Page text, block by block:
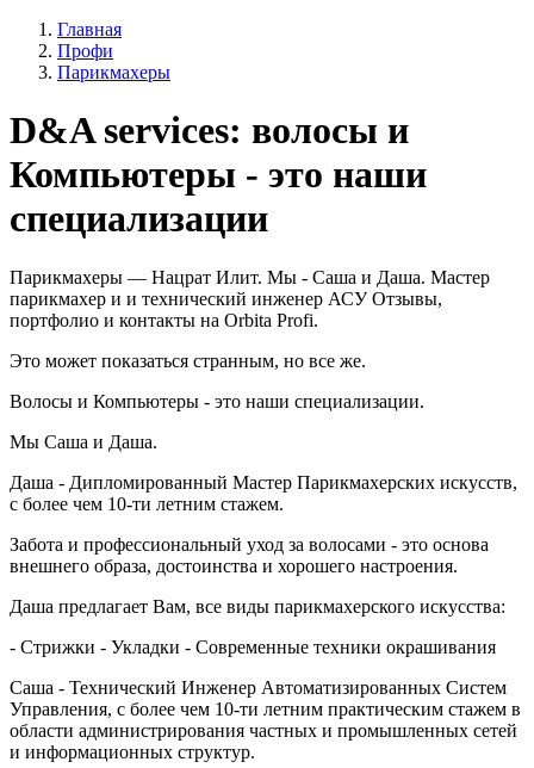
Главная
Профи
Парикмахеры
D&A services: волосы и
Компьютеры - это наши
специализации
Парикмахеры — Нацрат Илит. Мы - Саша и Даша. Мастер
парикмахер и и технический инженер АСУ Отзывы,
портфолио и контакты на Orbita Profi.
Это может показаться странным, но все же.
Волосы и Компьютеры - это наши специализации.
Мы Саша и Даша.
Даша - Дипломированный Мастер Парикмахерских искусств,
с более чем 10-ти летним стажем.
Забота и профессиональный уход за волосами - это основа
внешнего образа, достоинства и хорошего настроения.
Даша предлагает Вам, все виды парикмахерского искусства:
- Стрижки - Укладки - Современные техники окрашивания
Саша - Технический Инженер Автоматизированных Систем
Управления, с более чем 10-ти летним практическим стажем в
области администрирования частных и промышленных сетей
и информационных структур.